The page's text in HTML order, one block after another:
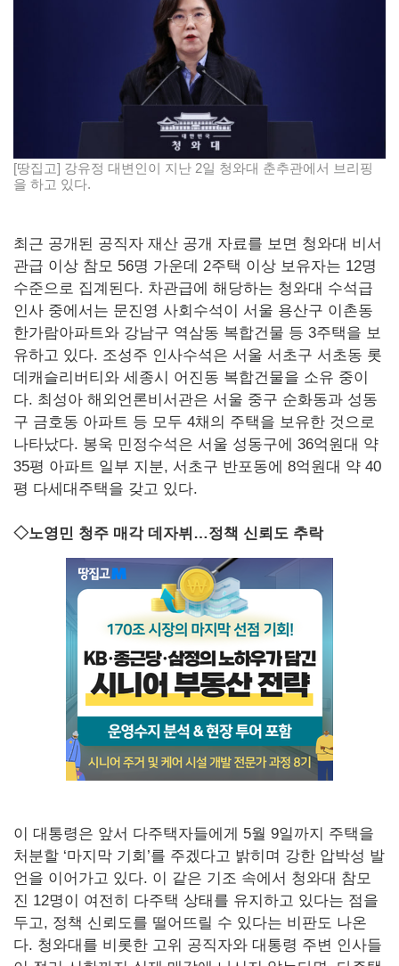
[땅집고] 강유정 대변인이 지난 2일 청와대 춘추관에서 브리핑
을 하고 있다.
최근 공개된 공직자 재산 공개 자료를 보면 청와대 비서
관급 이상 참모 56명 가운데 2주택 이상 보유자는 12명
수준으로 집계된다. 차관급에 해당하는 청와대 수석급
인사 중에서는 문진영 사회수석이 서울 용산구 이촌동
한가람아파트와 강남구 역삼동 복합건물 등 3주택을 보
유하고 있다. 조성주 인사수석은 서울 서초구 서초동 롯
데캐슬리버티와 세종시 어진동 복합건물을 소유 중이
다. 최성아 해외언론비서관은 서울 중구 순화동과 성동
구 금호동 아파트 등 모두 4채의 주택을 보유한 것으로
나타났다. 봉욱 민정수석은 서울 성동구에 36억원대 약
35평 아파트 일부 지분, 서초구 반포동에 8억원대 약 40
평 다세대주택을 갖고 있다.
◇노영민 청주 매각 데자뷔…정책 신뢰도 추락
이 대통령은 앞서 다주택자들에게 5월 9일까지 주택을
처분할 ‘마지막 기회’를 주겠다고 밝히며 강한 압박성 발
언을 이어가고 있다. 이 같은 기조 속에서 청와대 참모
진 12명이 여전히 다주택 상태를 유지하고 있다는 점을
두고, 정책 신뢰도를 떨어뜨릴 수 있다는 비판도 나온
다. 청와대를 비롯한 고위 공직자와 대통령 주변 인사들